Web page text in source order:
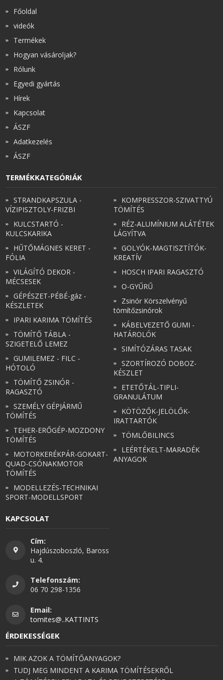
Főoldal
videók
Termékek
Hogyan vásároljak?
Rólunk
Egyedi gyártás
Hírek
Kapcsolat
ÁSZF
Adatkezelés
ÁSZF
TERMÉKKATEGÓRIÁK
STRANDKAPSZULA -
VÍZIPISZTOLY-FRIZBI
KULCSTARTÓ -
KULCSKARIKA
HŰTŐMÁGNES KERET -
FÓLIA
VILÁGÍTÓ DEKOR -
MÉCSESEK
GÉPÉSZET-PÉBÉ-gáz -
KÉSZLETEK
IPARI KARIMA TÖMÍTÉS
TÖMÍTŐ TÁBLA -
SZIGETELŐ LEMEZ
GUMILEMEZ - FILC -
HÓTOLÓ
TÖMÍTŐ ZSINÓR -
RAGASZTÓ
SZEMÉLY GÉPJÁRMŰ
TÖMÍTÉS
TEHER-ERŐGÉP-MOZDONY
TÖMÍTÉS
MOTORKERÉKPÁR-GOKART-
QUAD-CSÓNAKMOTOR
TÖMÍTÉS
MODELLEZÉS-TECHNIKAI
SPORT-MODELLSPORT
KOMPRESSZOR-SZIVATTYÚ
TÖMÍTÉS
RÉZ-ALUMÍNIUM ALÁTÉTEK
LÁGYÍTVA
GOLYÓK-MAGTISZTÍTÓK-
KREATÍV
HOSCH IPARI RAGASZTÓ
O-GYŰRŰ
Zsinór Körszelvényű
tömítőzsinórok
KÁBELVEZETŐ GUMI -
HATÁROLÓK
SIMÍTÓZÁRAS TASAK
SZORTÍROZÓ DOBOZ-
KÉSZLET
ETETŐTÁL-TIPLI-
GRANULÁTUM
KÖTÖZŐK-JELÖLŐK-
IRATTARTÓK
TÖMLŐBILINCS
LEÉRTÉKELT-MARADÉK
ANYAGOK
KAPCSOLAT
Cím:
Hajdúszoboszló, Baross
u. 4.
Telefonszám:
06 70 298-1356
Email:
tomites@..KATTINTS
ÉRDEKESSÉGEK
MIK AZOK A TÖMÍTŐANYAGOK?
TUDJ MEG MINDENT A KARIMA TÖMÍTÉSEKRŐL